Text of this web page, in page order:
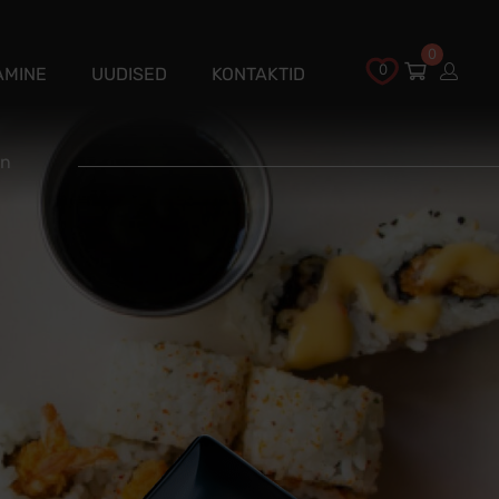
UUDISED KONTAKTID 0
0